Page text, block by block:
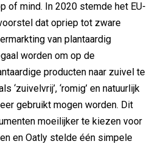
of mind. In 2020 stemde het EU-
dat opriep tot zware
van plantaardig
worden om op de
producten naar zuivel te
‘zuivelvrij’, ‘romig’ en natuurlijk
gebruikt mogen worden. Dit
moeilijker te kiezen voor
en Oatly stelde één simpele